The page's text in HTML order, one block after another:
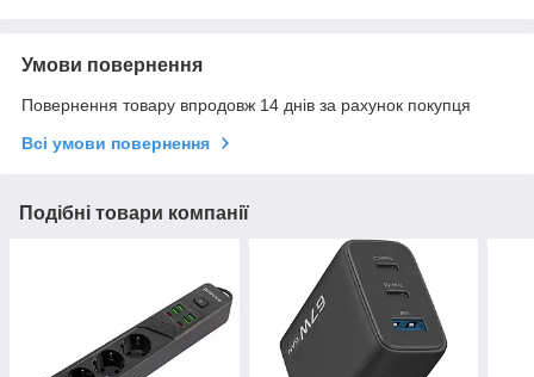
Умови повернення
Повернення товару впродовж 14 днів за рахунок покупця
Всі умови повернення
Подібні товари компанії